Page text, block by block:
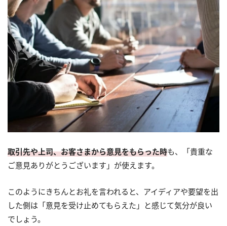
取引先や上司、お客さまから意見をもらった時も、「貴重な
ご意見ありがとうございます」が使えます。
このようにきちんとお礼を言われると、アイディアや要望を出
した側は「意見を受け止めてもらえた」と感じて気分が良い
でしょう。